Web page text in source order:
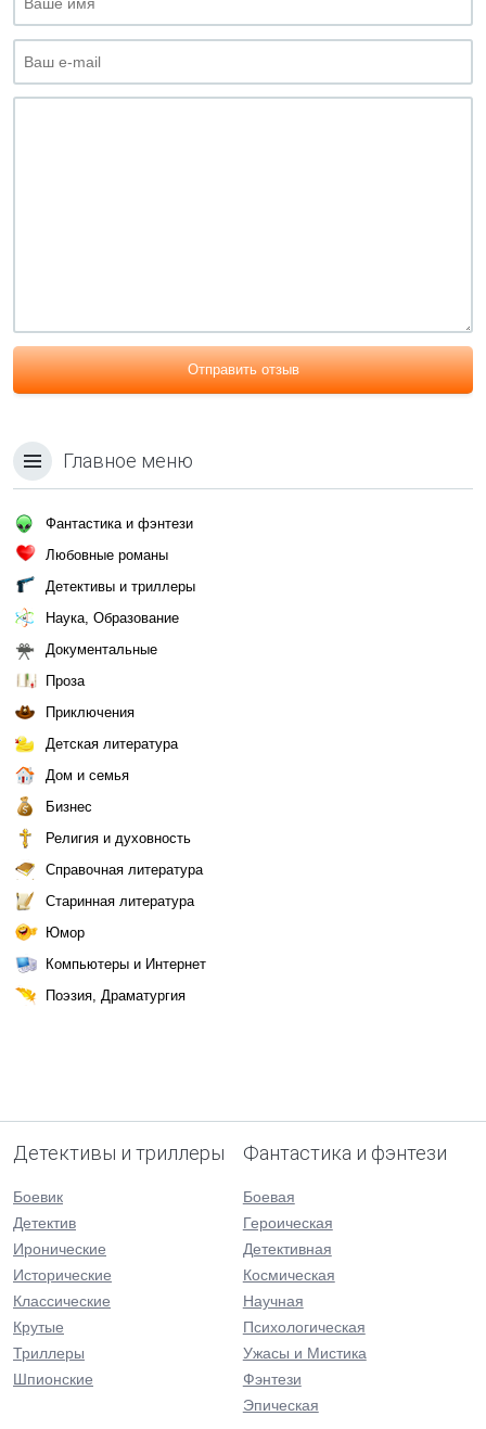
Отправить отзыв
Главное меню
Фантастика и фэнтези
Любовные романы
Детективы и триллеры
Наука, Образование
Документальные
Проза
Приключения
Детская литература
Дом и семья
Бизнес
Религия и духовность
Справочная литература
Старинная литература
Юмор
Компьютеры и Интернет
Поэзия, Драматургия
Детективы и триллеры
Боевик
Детектив
Иронические
Исторические
Классические
Крутые
Триллеры
Шпионские
Фантастика и фэнтези
Боевая
Героическая
Детективная
Космическая
Научная
Психологическая
Ужасы и Мистика
Фэнтези
Эпическая